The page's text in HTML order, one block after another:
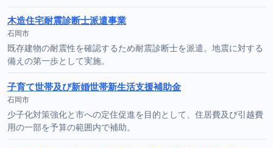
木造住宅耐震診断士派遣事業
石岡市
既存建物の耐震性を確認するため耐震診断士を派遣。地震に対する
備えの第一歩として実施。
子育て世帯及び新婚世帯新生活支援補助金
石岡市
少子化対策強化と市への定住促進を目的として、住居費及び引越費
用の一部を予算の範囲内で補助。